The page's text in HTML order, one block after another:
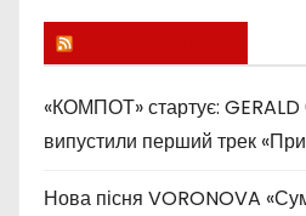
к
и
«КОМПОТ» стартує:
випустили перший трек
Нова пісня VORONOVA